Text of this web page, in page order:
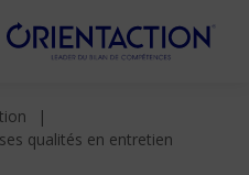
qualités en entretien